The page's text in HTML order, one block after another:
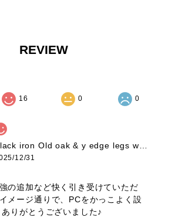
REVIEW
16 0 0
12/31
の追加など快く引き受けていただ
メージ通りで、PCをかっこよく設
りがとうございました♪